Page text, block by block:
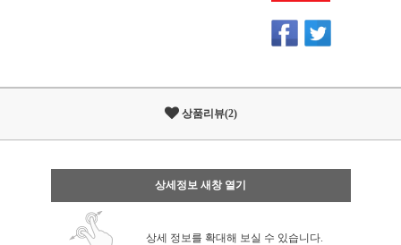
상품리뷰(2)
상세정보 새창 열기
상세 정보를 확대해 보실 수 있습니다.